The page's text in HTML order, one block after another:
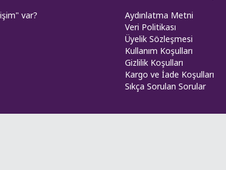
var?
Aydınlatma Metni
Veri Politikası
Üyelik Sözleşmesi
Kullanım Koşulları
Gizlilik Koşulları
Kargo ve İade Koşulları
Sıkça Sorulan Sorular